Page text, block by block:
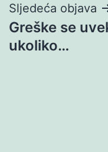
Sljedeća objava
Greške se
ukoliko…